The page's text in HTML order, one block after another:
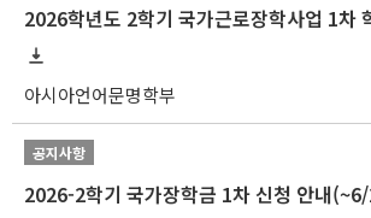
아시아언어문명학부
공지사항
2026-2학기 국가장학금 1차 신청 안내